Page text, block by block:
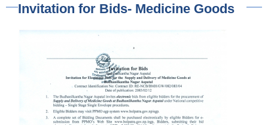
Invitation for Bids- Medicine Goods